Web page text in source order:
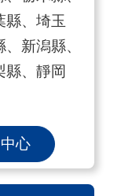
縣、埼玉
新潟縣、
縣、靜岡
心